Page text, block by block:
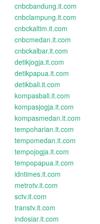
cnbcbandung.it.com
cnbclampung.it.com
cnbckaltim.it.com
cnbcmedan.it.com
cnbckalbar.it.com
detikjogja.it.com
detikpapua.it.com
detikbali.it.com
kompasbali.it.com
kompasjogja.it.com
kompasmedan.it.com
tempoharian.it.com
tempomedan.it.com
tempojogja.it.com
tempopapua.it.com
idntimes.it.com
metrotv.it.com
sctv.it.com
transtv.it.com
indosiar.it.com